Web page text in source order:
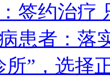
签约治疗
患者：落
所”，选择